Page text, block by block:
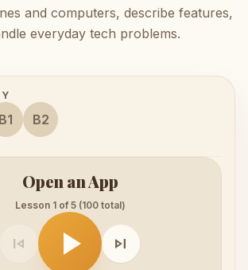
and computers, describe features,
everyday tech problems.
B1 B2
Open an App
Lesson 1 of 5 (100 total)
skip_previous play_arrow skip_next